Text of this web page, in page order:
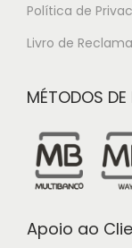
Política de
Livro de
MÉTODOS
Apoio ao